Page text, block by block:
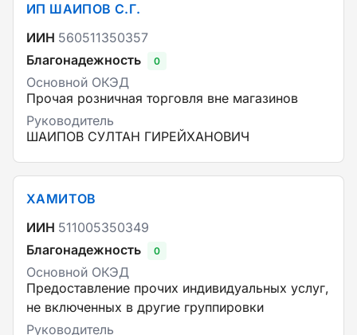
ИП ШАИПОВ С.Г.
ИИН 560511350357
Благонадежность
0
Основной ОКЭД
Прочая розничная торговля вне магазинов
Руководитель
ШАИПОВ СУЛТАН ГИРЕЙХАНОВИЧ
ХАМИТОВ
ИИН 511005350349
Благонадежность
0
Основной ОКЭД
Предоставление прочих индивидуальных услуг,
не включенных в другие группировки
Руководитель